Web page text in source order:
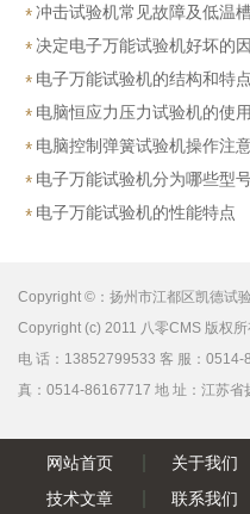
冲击试验机常见故障及低温
决定电子万能试验机好坏的
电子万能试验机的结构和特点
电脑恒应力压力试验机的使
电脑控制弹簧试验机操作注
介绍
电子万能试验机分为哪些型
电子万能试验机的性能特点
Copyright ©：扬州市江都区凯德试
Copyright (c) 2011 八零CMS 版权
电 话：13852799533 客 服：
真：0514-86167717 地 址：江苏省
网站首页 关于我们
技术文章
联系我们